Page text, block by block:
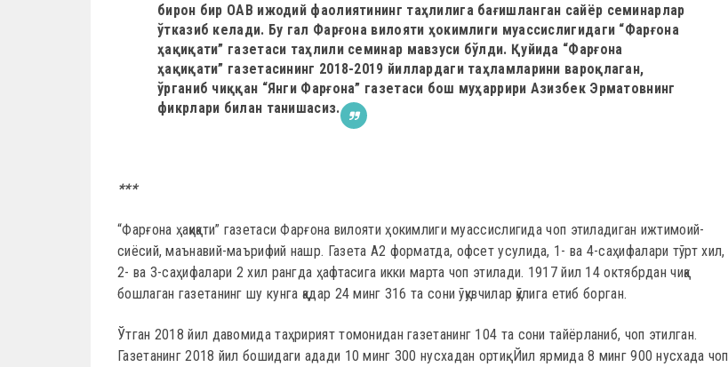
бирон бир ОАВ ижодий фаолиятининг таҳлилига бағишланган сайёр семинарлар
ўтказиб келади. Бу гал Фарғона вилояти ҳокимлиги муассислигидаги “Фарғона
ҳақиқати” газетаси таҳлили семинар мавзуси бўлди. Қуйида “Фарғона
ҳақиқати” газетасининг 2018-2019 йиллардаги таҳламларини вароқлаган,
ўрганиб чиққан “Янги Фарғона” газетаси бош муҳаррири Азизбек Эрматовнинг
фикрлари билан танишасиз.
***
“Фарғона ҳақиқати” газетаси Фарғона вилояти ҳокимлиги муассислигида чоп этиладиган ижтимоий-
сиёсий, маънавий-маърифий нашр. Газета А2 форматда, офсет усулида, 1- ва 4-саҳифалари тўрт хил,
2- ва 3-саҳифалари 2 хил рангда ҳафтасига икки марта чоп этилади. 1917 йил 14 октябрдан чиқа
бошлаган газетанинг шу кунга қадар 24 минг 316 та сони ўқувчилар қўлига етиб борган.
Ўтган 2018 йил давомида таҳририят томонидан газетанинг 104 та сони тайёрланиб, чоп этилган.
Газетанинг 2018 йил бошидаги адади 10 минг 300 нусхадан ортиқ. Йил ярмида 8 минг 900 нусхада чоп